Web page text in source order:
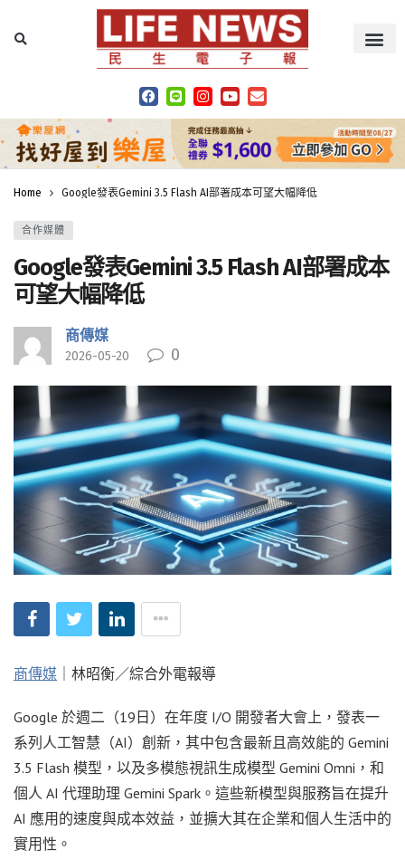
Home Google發表Gemini 3.5 Flash AI部署成本可望大幅降低
合作媒體
Google發表Gemini 3.5 Flash AI部署成本
可望大幅降低
商傳媒
2026-05-20 0
商傳媒 ｜林昭衡／綜合外電報導
Google 於週二（19日）在年度 I/O 開發者大會上，發表一
系列人工智慧（AI）創新，其中包含最新且高效能的 Gemini
3.5 Flash 模型，以及多模態視訊生成模型 Gemini Omni，和
個人 AI 代理助理 Gemini Spark。這些新模型與服務旨在提升
AI 應用的速度與成本效益，並擴大其在企業和個人生活中的
實用性。